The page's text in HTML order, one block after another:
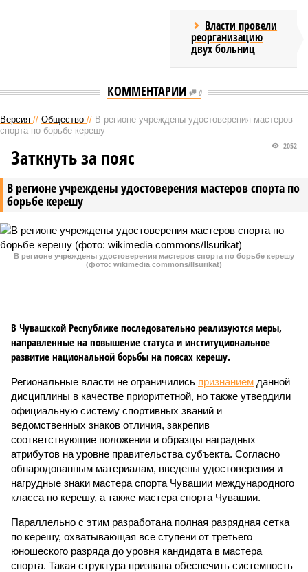
Власти провели
реорганизацию
двух больниц
КОММЕНТАРИИ 0
Версия // Общество // В регионе учреждены удостоверения мастеров
спорта по борьбе керешу
В регионе учреждены удостоверения мастеров спорта по
борьбе керешу
2052
Заткнуть за пояс
В регионе учреждены удостоверения мастеров спорта по борьбе керешу
(фото: wikimedia commons/Ilsurikat)
В Чувашской Республике последовательно реализуются меры,
направленные на повышение статуса и институциональное
развитие национальной борьбы на поясах керешу.
Региональные власти не ограничились признанием данной
дисциплины в качестве приоритетной, но также утвердили
официальную систему спортивных званий и
ведомственных знаков отличия, закрепив
соответствующие положения и образцы наградных
атрибутов на уровне правительства субъекта. Согласно
обнародованным материалам, введены удостоверения и
нагрудные знаки мастера спорта Чувашии международного
класса по керешу, а также мастера спорта Чувашии.
Параллельно с этим разработана полная разрядная сетка
по керешу, охватывающая все ступени от третьего
юношеского разряда до уровня кандидата в мастера
спорта. Такая структура призвана обеспечить системность